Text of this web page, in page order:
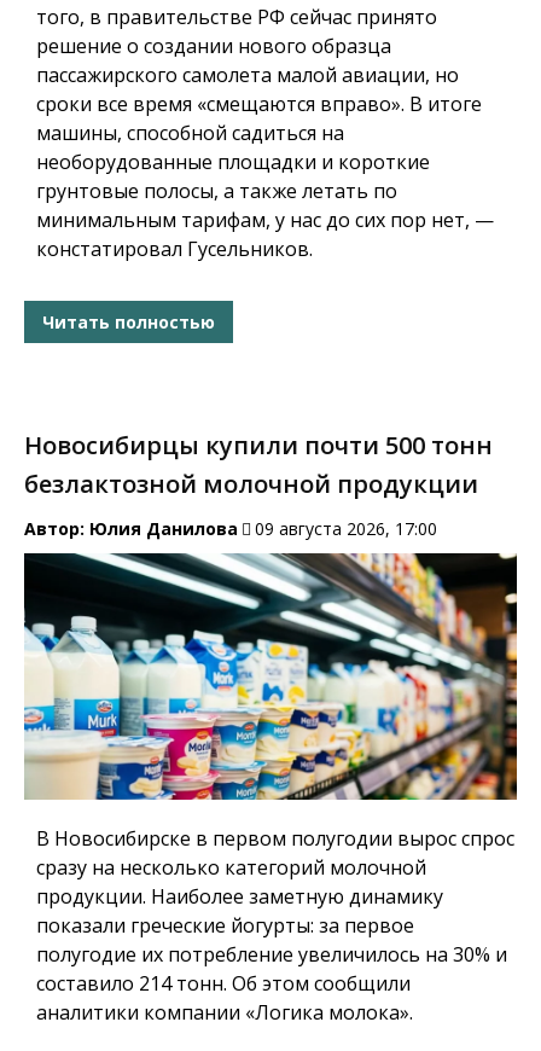
того, в правительстве РФ сейчас принято
решение о создании нового образца
пассажирского самолета малой авиации, но
сроки все время «смещаются вправо». В итоге
машины, способной садиться на
необорудованные площадки и короткие
грунтовые полосы, а также летать по
минимальным тарифам, у нас до сих пор нет, —
констатировал Гусельников.
Читать полностью
Новосибирцы купили почти 500 тонн
безлактозной молочной продукции
Автор: Юлия Данилова 09 августа 2026, 17:00
В Новосибирске в первом полугодии вырос спрос
сразу на несколько категорий молочной
продукции. Наиболее заметную динамику
показали греческие йогурты: за первое
полугодие их потребление увеличилось на 30% и
составило 214 тонн. Об этом сообщили
аналитики компании «Логика молока».